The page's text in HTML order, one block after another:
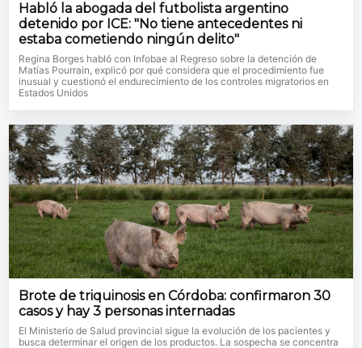
Habló la abogada del futbolista argentino
detenido por ICE: "No tiene antecedentes ni
estaba cometiendo ningún delito"
Regina Borges habló con Infobae al Regreso sobre la detención de
Matías Pourrain, explicó por qué considera que el procedimiento fue
inusual y cuestionó el endurecimiento de los controles migratorios en
Estados Unidos
Brote de triquinosis en Córdoba: confirmaron 30
casos y hay 3 personas internadas
El Ministerio de Salud provincial sigue la evolución de los pacientes y
busca determinar el origen de los productos. La sospecha se concentra